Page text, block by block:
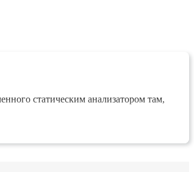
статическим анализатором там,